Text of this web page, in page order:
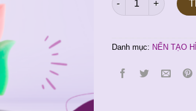
Danh mục: NẾN TẠO